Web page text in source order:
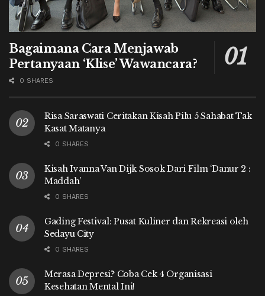
Bagaimana Cara Menjawab
Pertanyaan ‘Klise’ Wawancara?
0 SHARES
Risa Saraswati Ceritakan Kisah Pilu 5 Sahabat Tak
Kasat Matanya
0 SHARES
Kisah Ivanna Van Dijk Sosok Dari Film ‘Danur 2 :
Maddah’
0 SHARES
Gading Festival: Pusat Kuliner dan Rekreasi oleh
Sedayu City
0 SHARES
Merasa Depresi? Coba Cek 4 Organisasi
Kesehatan Mental Ini!